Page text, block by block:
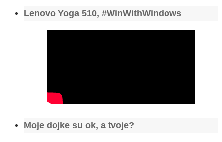
Lenovo Yoga 510, #WinWithWindows
Moje dojke su ok, a tvoje?